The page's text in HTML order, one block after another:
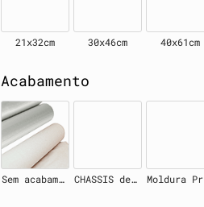
21x32cm 30x46cm 40x61cm
Acabamento
Sem acabamento CHASSIS de madeira 4cm